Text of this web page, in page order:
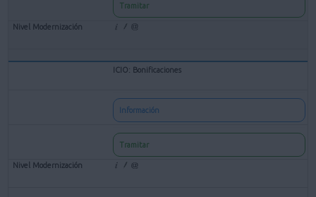
Tramitar
ICIO: Bonificaciones
Información
Tramitar